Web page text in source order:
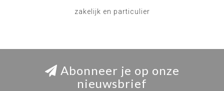
zakelijk en particulier
Abonneer je op onze
nieuwsbrief